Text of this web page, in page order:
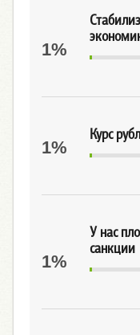
1%
Курс
1%
У нас
санкции
1%